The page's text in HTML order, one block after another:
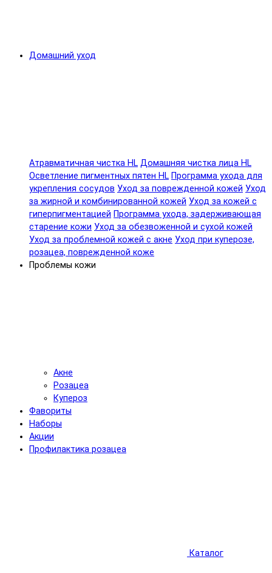
Домашний уход
Атравматичная чистка HL Домашняя чистка лица HL
Осветление пигментных пятен HL Программа ухода для
укрепления сосудов Уход за поврежденной кожей Уход
за жирной и комбинированной кожей Уход за кожей с
гиперпигментацией Программа ухода, задерживающая
старение кожи Уход за обезвоженной и сухой кожей
Уход за проблемной кожей с акне Уход при куперозе,
розацеа, поврежденной коже
Проблемы кожи
Акне
Розацеа
Купероз
Фавориты
Наборы
Акции
Профилактика розацеа
Каталог